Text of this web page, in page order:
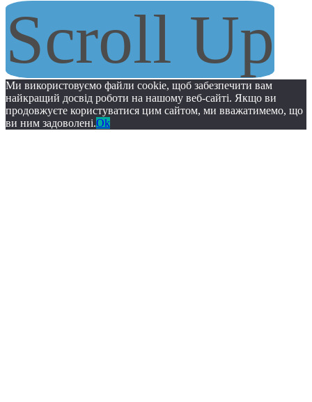
Scroll Up
Ми використовуємо файли cookie, щоб забезпечити вам
найкращий досвід роботи на нашому веб-сайті. Якщо ви
продовжуєте користуватися цим сайтом, ми вважатимемо, що
ви ним задоволені.Ok